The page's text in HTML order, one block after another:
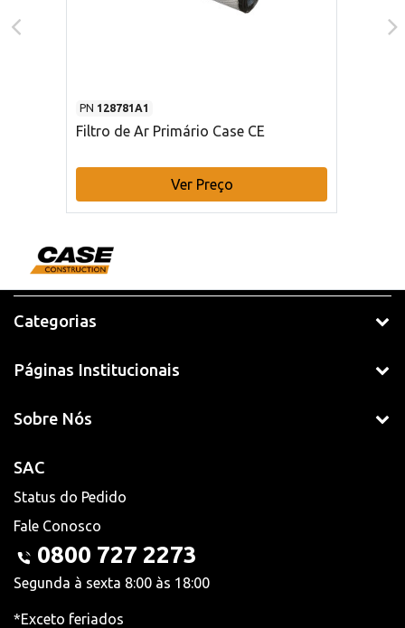
PN 128781A1
Filtro de Ar Primário Case CE
Ver Preço
Categorias
Páginas Institucionais
Sobre Nós
SAC
Status do Pedido
Fale Conosco
0800 727 2273
Segunda à sexta 8:00 às 18:00
*Exceto feriados